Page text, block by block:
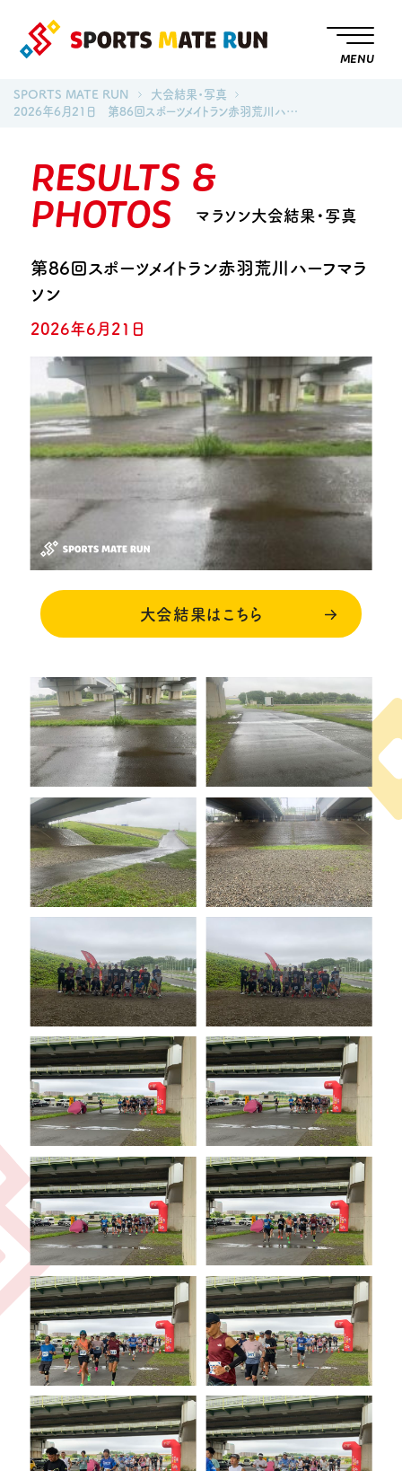
SPORTS MATE RUN
大会結果・写真
2026年6月21日 第86回スポーツメイトラン赤羽荒川ハ…
MENU
RESULTS &
PHOTOS マラソン大会結果・写真
2026年6月21日
第86回スポーツメイトラン赤羽荒川ハーフマラ
ソン
大会結果はこちら